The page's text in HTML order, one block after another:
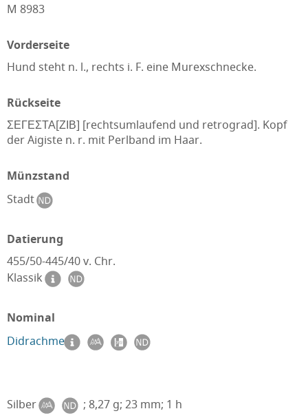
M 8983
Vorderseite
Hund steht n. l., rechts i. F. eine Murexschnecke.
Rückseite
ΣΕΓΕΣΤΑ[ΖΙΒ] [rechtsumlaufend und retrograd]. Kopf
der Aigiste n. r. mit Perlband im Haar.
Münzstand
Stadt
Datierung
455/50-445/40 v. Chr.
Klassik
Nominal
Didrachme
Silber ; 8,27 g; 23 mm; 1 h